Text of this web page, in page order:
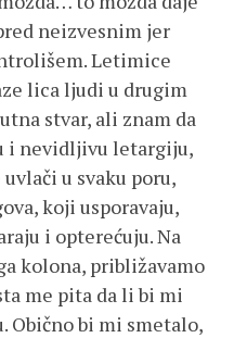
neizvesnim jer
Letimice
lica ljudi u drugim
stvar, ali znam da
i nevidljivu letargiju,
u svaku poru,
koji usporavaju,
i opterećuju. Na
kolona, približavamo
me pita da li bi mi
Obično bi mi smetalo,